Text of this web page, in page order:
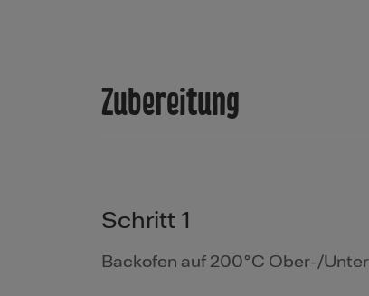
Zubereitung
Schritt 1
Backofen auf 200°C Ober-/